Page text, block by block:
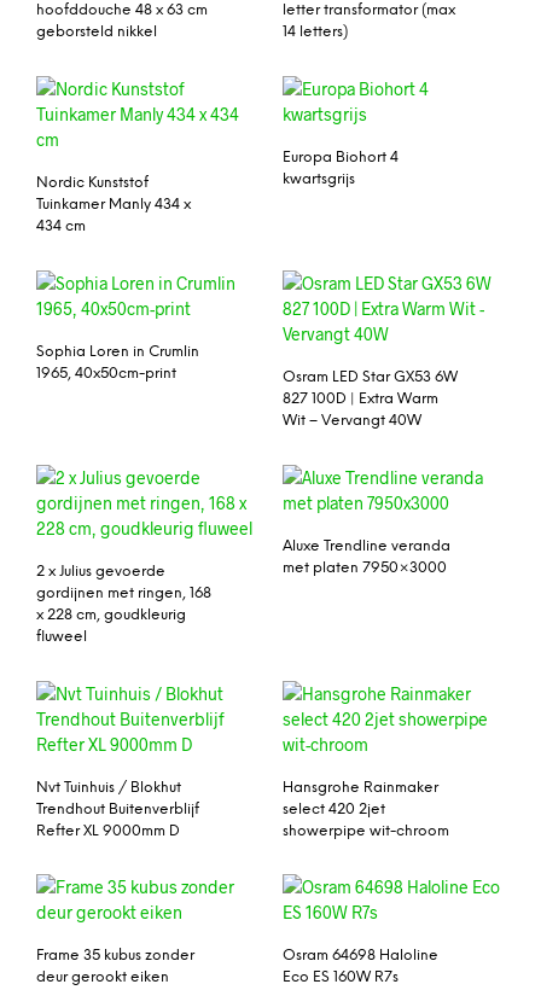
hoofddouche 48 x 63 cm
geborsteld nikkel
letter transformator (max
14 letters)
Nordic Kunststof
Tuinkamer Manly 434 x
434 cm
Europa Biohort 4
kwartsgrijs
Sophia Loren in Crumlin
1965, 40x50cm-print
Osram LED Star GX53 6W
827 100D | Extra Warm
Wit – Vervangt 40W
2 x Julius gevoerde
gordijnen met ringen, 168
x 228 cm, goudkleurig
fluweel
Aluxe Trendline veranda
met platen 7950×3000
Nvt Tuinhuis / Blokhut
Trendhout Buitenverblijf
Refter XL 9000mm D
Hansgrohe Rainmaker
select 420 2jet
showerpipe wit-chroom
Frame 35 kubus zonder
deur gerookt eiken
Osram 64698 Haloline
Eco ES 160W R7s